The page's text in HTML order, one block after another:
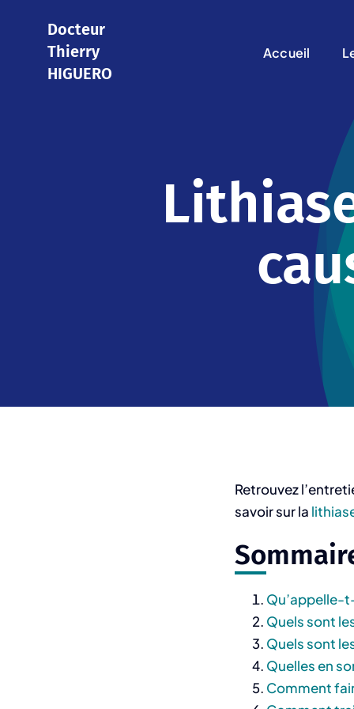
content
Docteur
Thierry
HIGUERO
Accueil
Retrouvez
savoir sur la
Qu’appelle-
Quels sont
Quels sont
Quelles en
Comment